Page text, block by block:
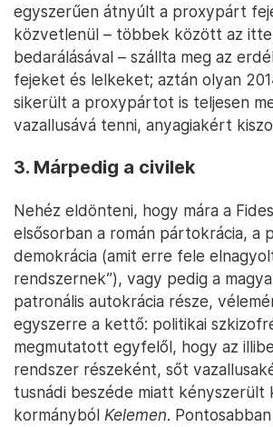
egyszerűen átnyúlt a proxypárt
közvetlenül – többek között az
bedarálásával – szállta meg az
fejeket és lelkeket; aztán olyan
sikerült a proxypártot is teljesen
vazallusává tenni, anyagiakért
3. Márpedig a civilek
Nehéz eldönteni, hogy mára a
elsősorban a román pártokrácia, a
demokrácia (amit erre fele
rendszernek”), vagy pedig a
patronális autokrácia része,
egyszerre a kettő: politikai
megmutatott egyfelől, hogy az
rendszer részeként, sőt
tusnádi beszéde miatt kényszerült
kormányból Kelemen.